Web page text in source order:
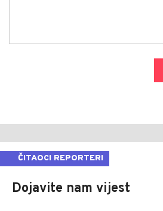
ČITAOCI REPORTERI
Dojavite nam vijest